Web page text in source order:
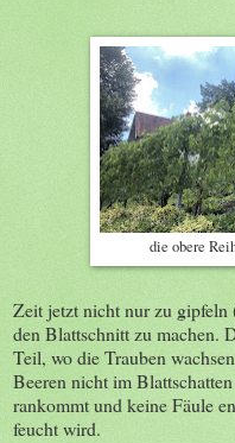
die obere
Zeit jetzt nicht nur zu gipfeln
den Blattschnitt zu machen.
Teil, wo die Trauben
Beeren nicht im
rankommt und keine Fäule
feucht wird.